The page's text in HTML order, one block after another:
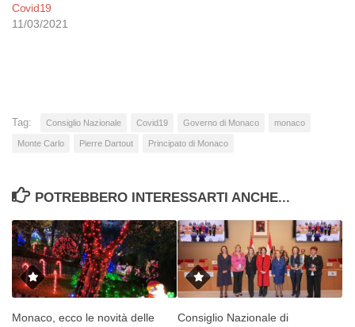
Covid19
11/03/2021
Tag: Consiglio Nazionale Covid19 Governo di Monaco monaco
Monte Carlo Pierre Dartout Principato di Monaco
POTREBBERO INTERESSARTI ANCHE...
Monaco, ecco le novità delle
Consiglio Nazionale di